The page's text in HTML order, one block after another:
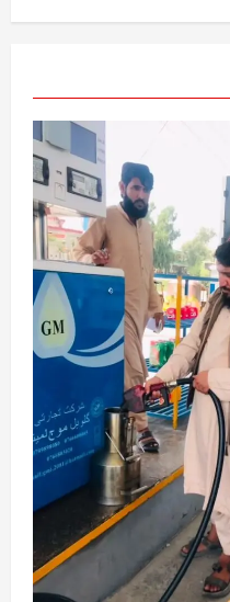
کې روانې دي
زېرمتونونه لا هم ډېر
August 6, 2026
د پوځي اقدام پر ځای
August 6, 2026
حیرتان کې د بهرنیو
شنډه شوه
August 6, 2026